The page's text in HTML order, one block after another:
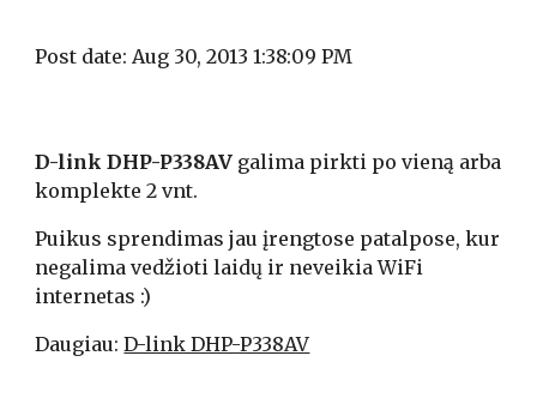
Post date: Aug 30, 2013 1:38:09 PM
D-link DHP-P338AV galima pirkti po vieną arba
komplekte 2 vnt.
Puikus sprendimas jau įrengtose patalpose, kur
negalima vedžioti laidų ir neveikia WiFi
internetas :)
Daugiau: D-link DHP-P338AV